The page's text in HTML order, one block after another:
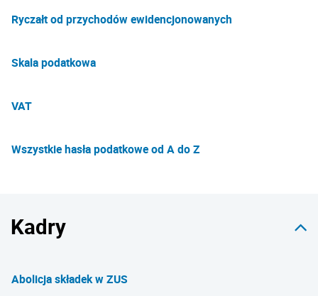
Ryczałt od przychodów ewidencjonowanych
Skala podatkowa
VAT
Wszystkie hasła podatkowe od A do Z
Kadry
Abolicja składek w ZUS